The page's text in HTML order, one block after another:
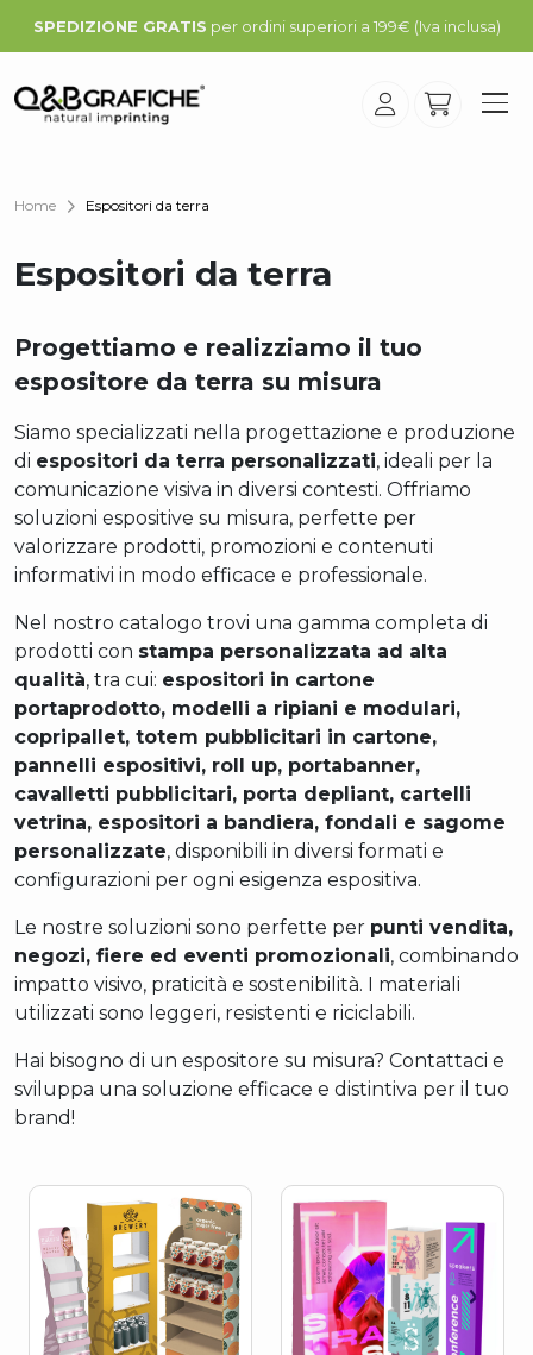
SPEDIZIONE GRATIS per ordini superiori a 199€ (Iva inclusa)
Home Espositori da terra
Espositori da terra
Progettiamo e realizziamo il tuo
espositore da terra su misura
Siamo specializzati nella progettazione e produzione
di espositori da terra personalizzati, ideali per la
comunicazione visiva in diversi contesti. Offriamo
soluzioni espositive su misura, perfette per
valorizzare prodotti, promozioni e contenuti
informativi in modo efficace e professionale.
Nel nostro catalogo trovi una gamma completa di
prodotti con stampa personalizzata ad alta
qualità, tra cui: espositori in cartone
portaprodotto, modelli a ripiani e modulari,
copripallet, totem pubblicitari in cartone,
pannelli espositivi, roll up, portabanner,
cavalletti pubblicitari, porta depliant, cartelli
vetrina, espositori a bandiera, fondali e sagome
personalizzate, disponibili in diversi formati e
configurazioni per ogni esigenza espositiva.
Le nostre soluzioni sono perfette per punti vendita,
negozi, fiere ed eventi promozionali, combinando
impatto visivo, praticità e sostenibilità. I materiali
utilizzati sono leggeri, resistenti e riciclabili.
Hai bisogno di un espositore su misura? Contattaci e
sviluppa una soluzione efficace e distintiva per il tuo
brand!